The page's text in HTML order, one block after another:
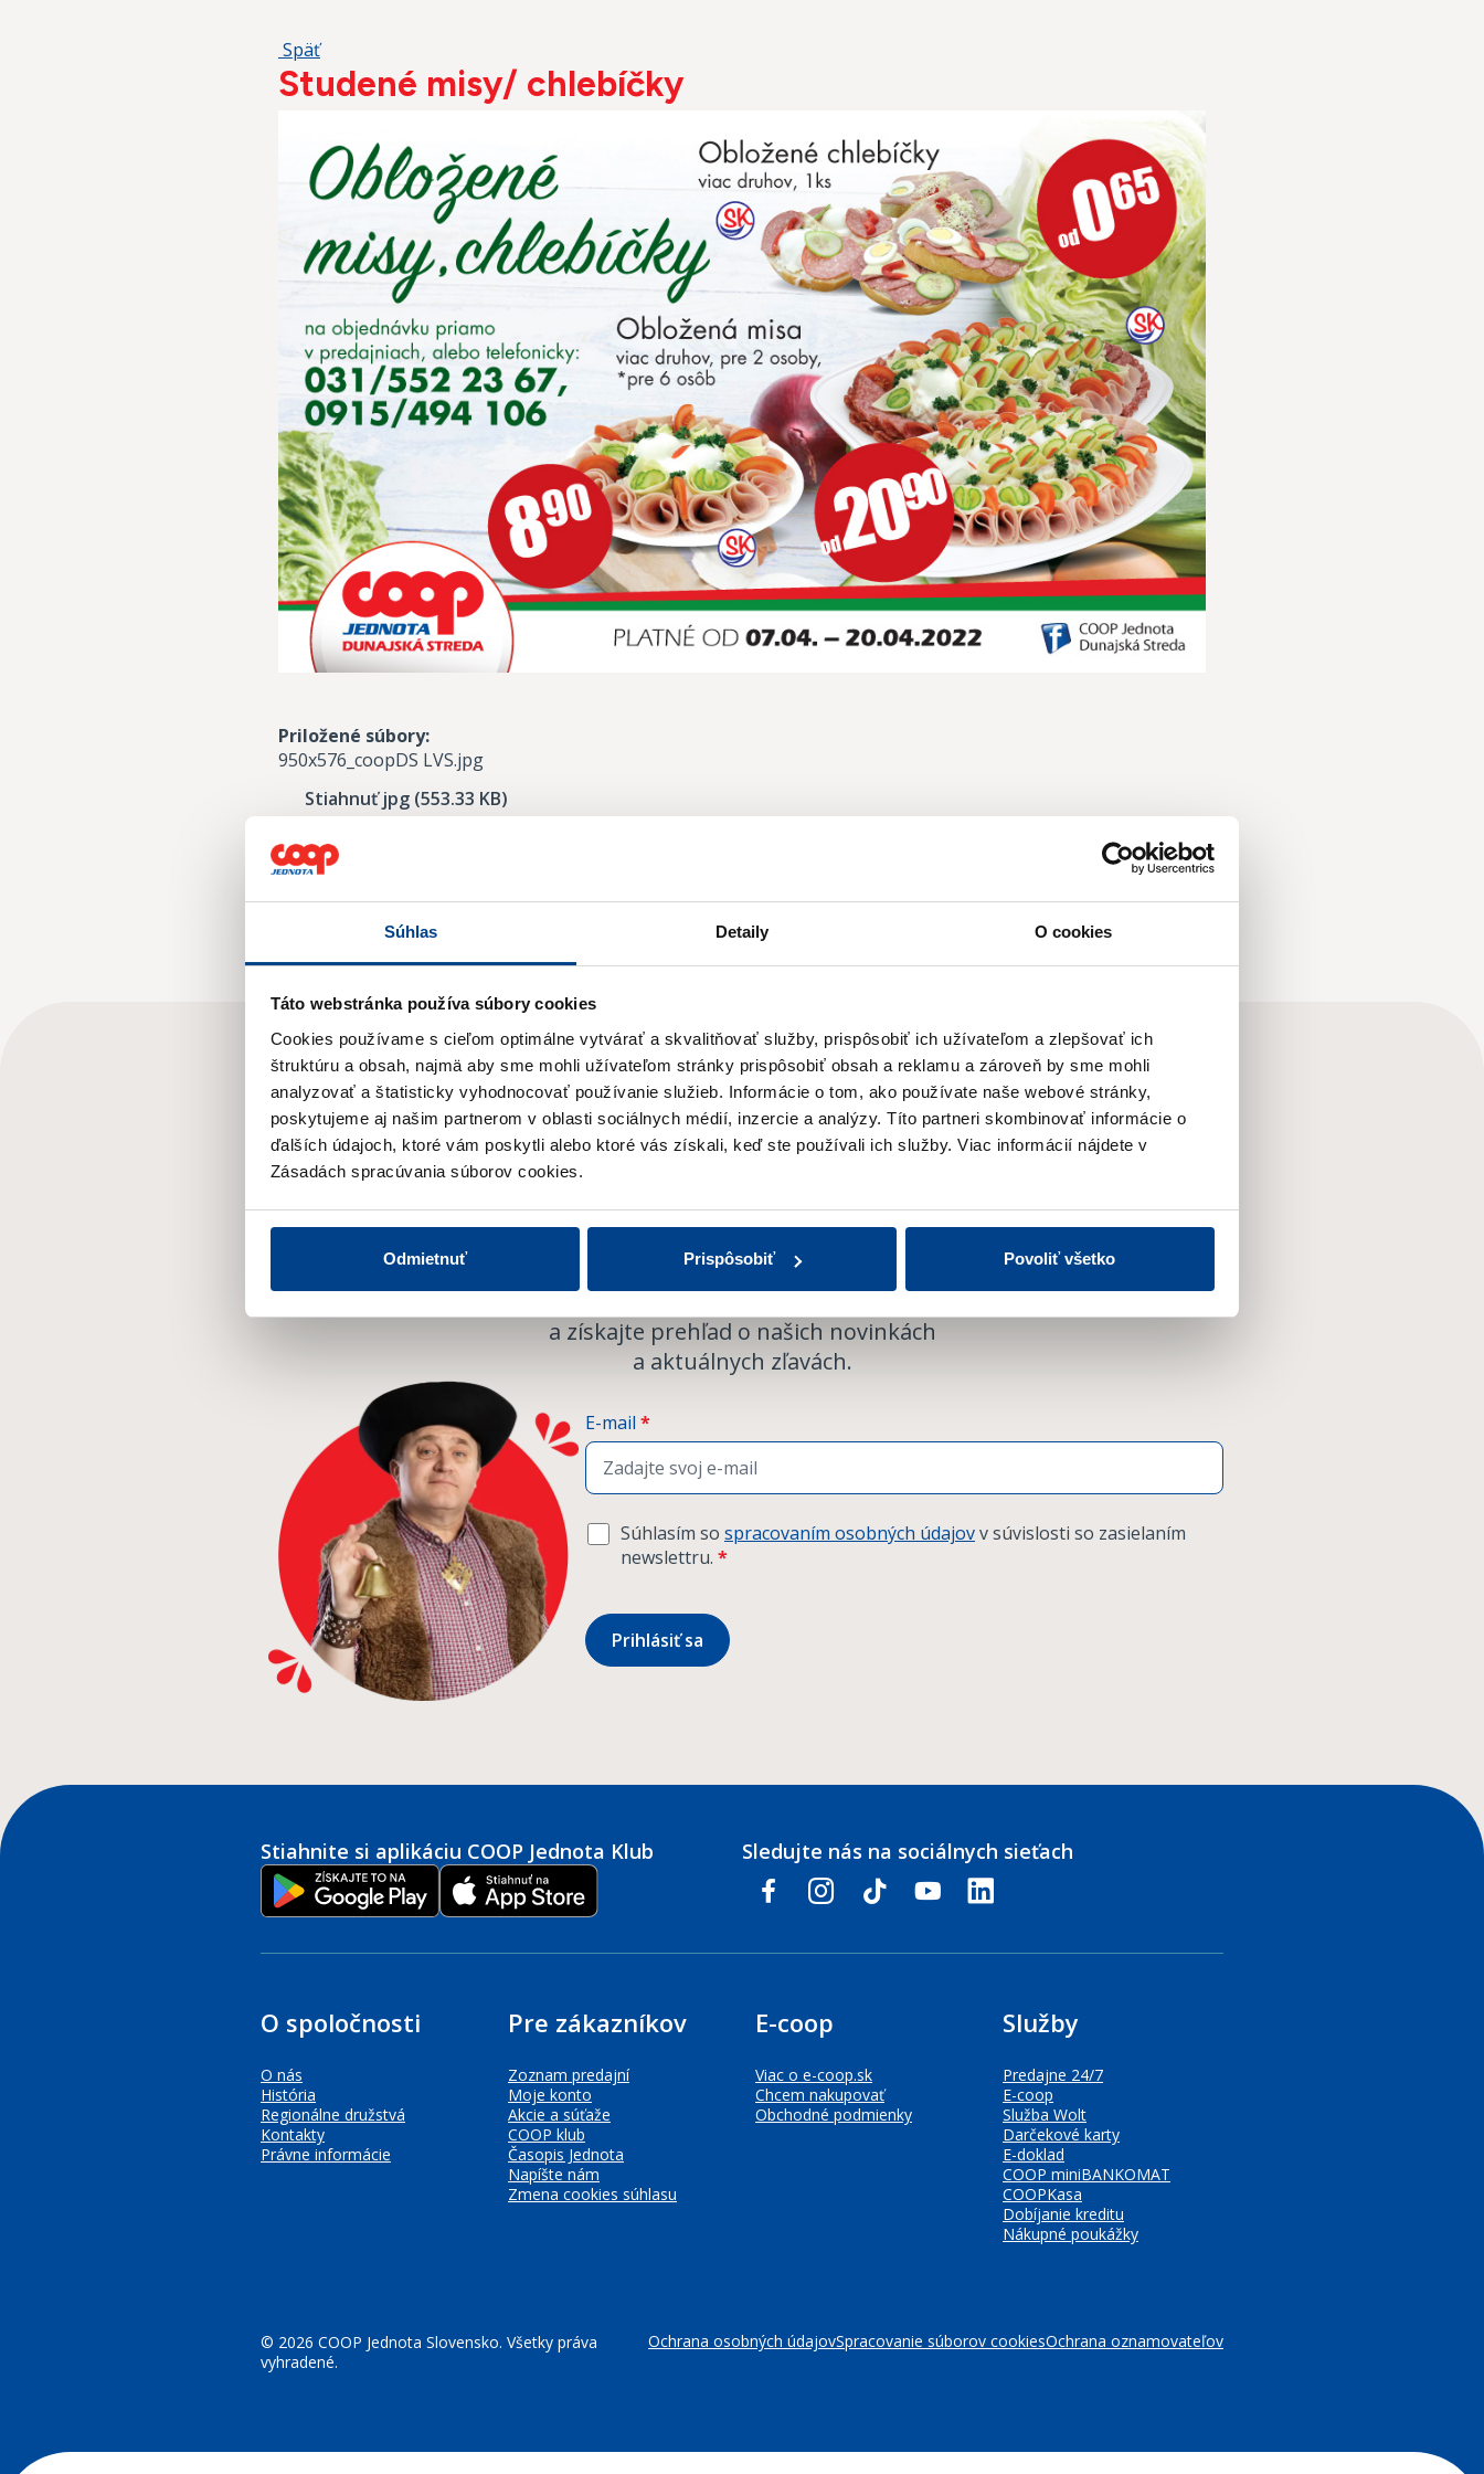
Súhlas Detaily O cookies
Táto webstránka používa súbory cookies
Cookies používame s cieľom optimálne vytvárať a skvalitňovať služby, prispôsobiť ich užívateľom a zlepšovať ich
štruktúru a obsah, najmä aby sme mohli užívateľom stránky prispôsobiť obsah a reklamu a zároveň by sme mohli
analyzovať a štatisticky vyhodnocovať používanie služieb. Informácie o tom, ako používate naše webové stránky,
poskytujeme aj našim partnerom v oblasti sociálnych médií, inzercie a analýzy. Títo partneri skombinovať informácie o
ďalších údajoch, ktoré vám poskytli alebo ktoré vás získali, keď ste používali ich služby. Viac informácií nájdete v
Zásadách spracúvania súborov cookies.
Odmietnuť Prispôsobiť Povoliť všetko
Späť
Studené misy/ chlebíčky
Priložené súbory:
950x576_coopDS LVS.jpg
Stiahnuť jpg (553.33 KB)
Odoberajte
Novinky
a získajte prehľad o našich novinkách
a aktuálnych zľavách.
E-mail *
Súhlasím so spracovaním osobných údajovv súvislosti so zasielaním
newslettru. *
Prihlásiť sa
Stiahnite si aplikáciu COOP Jednota Klub Sledujte nás na sociálnych sieťach
facebookinstagram
tiktok youtubelinkedin
© 2026 COOP Jednota Slovensko. Všetky práva
vyhradené.
Ochrana osobných údajovSpracovanie súborov cookiesOchrana oznamovateľov
O spoločnosti
O nás
História
Regionálne družstvá
Kontakty
Právne informácie
Pre zákazníkov
Zoznam predajní
Moje konto
Akcie a súťaže
COOP klub
Časopis Jednota
Napíšte nám
Zmena cookies súhlasu
E-coop
Viac o e-coop.sk
Chcem nakupovať
Obchodné podmienky
Služby
Predajne 24/7
E-coop
Služba Wolt
Darčekové karty
E-doklad
COOP miniBANKOMAT
COOPKasa
Dobíjanie kreditu
Nákupné poukážky